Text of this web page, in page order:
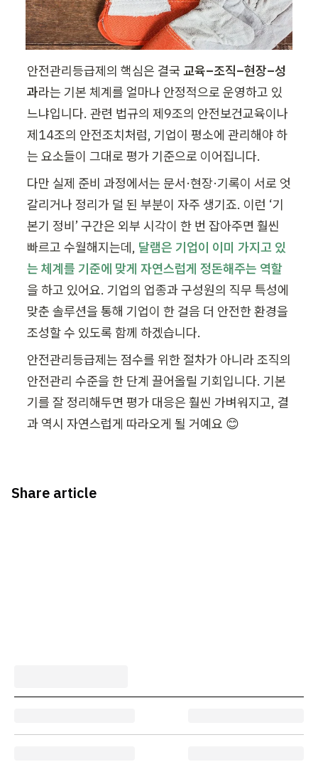
안전관리등급제의 핵심은 결국 교육–조직–현장–성
과라는 기본 체계를 얼마나 안정적으로 운영하고 있
느냐입니다. 관련 법규의 제9조의 안전보건교육이나
제14조의 안전조치처럼, 기업이 평소에 관리해야 하
는 요소들이 그대로 평가 기준으로 이어집니다.
다만 실제 준비 과정에서는 문서·현장·기록이 서로 엇
갈리거나 정리가 덜 된 부분이 자주 생기죠. 이런 ‘기
본기 정비’ 구간은 외부 시각이 한 번 잡아주면 훨씬
빠르고 수월해지는데, 달램은 기업이 이미 가지고 있
는 체계를 기준에 맞게 자연스럽게 정돈해주는 역할
을 하고 있어요. 기업의 업종과 구성원의 직무 특성에
맞춘 솔루션을 통해 기업이 한 걸음 더 안전한 환경을
조성할 수 있도록 함께 하겠습니다.
안전관리등급제는 점수를 위한 절차가 아니라 조직의
안전관리 수준을 한 단계 끌어올릴 기회입니다. 기본
기를 잘 정리해두면 평가 대응은 훨씬 가벼워지고, 결
과 역시 자연스럽게 따라오게 될 거예요 😊
Share article